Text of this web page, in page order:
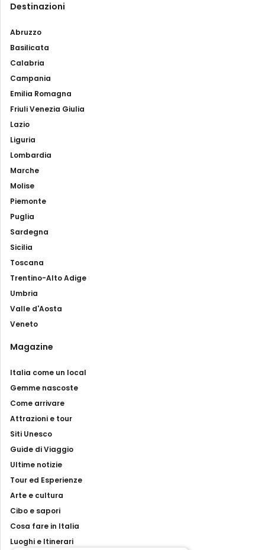
Destinazioni
Abruzzo
Basilicata
Calabria
Campania
Emilia Romagna
Friuli Venezia Giulia
Lazio
Liguria
Lombardia
Marche
Molise
Piemonte
Puglia
Sardegna
Sicilia
Toscana
Trentino-Alto Adige
Umbria
Valle d'Aosta
Veneto
Magazine
Italia come un local
Gemme nascoste
Come arrivare
Attrazioni e tour
Siti Unesco
Guide di Viaggio
Ultime notizie
Tour ed Esperienze
Arte e cultura
Cibo e sapori
Cosa fare in Italia
Luoghi e Itinerari